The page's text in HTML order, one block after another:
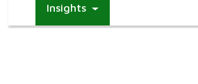
Insights